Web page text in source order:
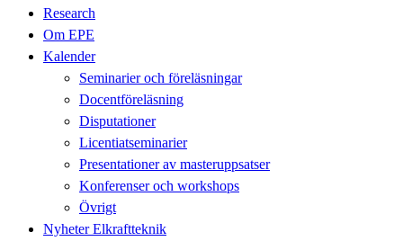
Research
Om EPE
Kalender
Seminarier och föreläsningar
Docentföreläsning
Disputationer
Licentiatseminarier
Presentationer av masteruppsatser
Konferenser och workshops
Övrigt
Nyheter Elkraftteknik